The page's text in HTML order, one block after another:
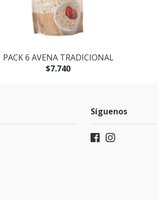
PACK 6 AVENA TRADICIONAL
$7.740
Síguenos